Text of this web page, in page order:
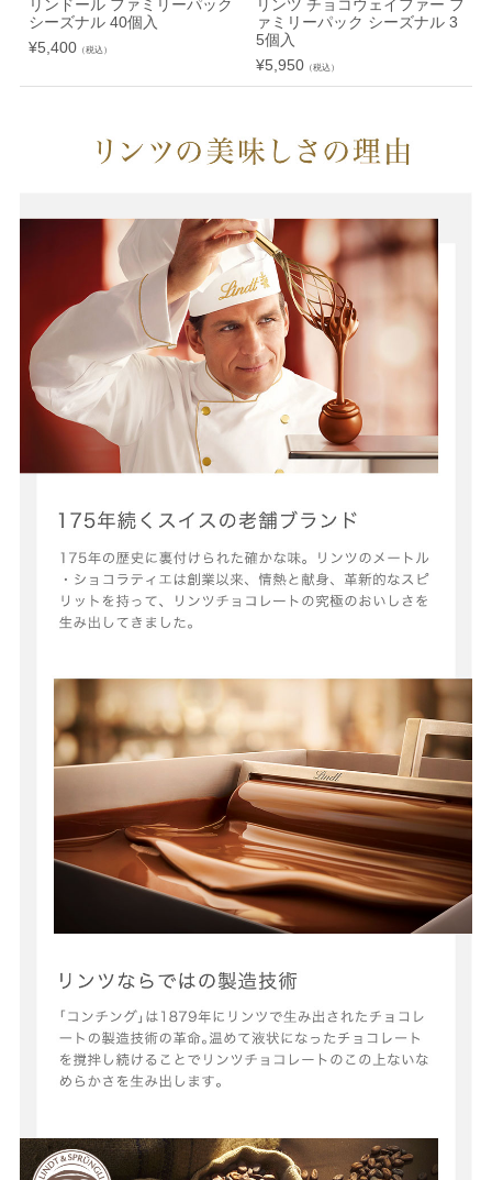
リンドール ファミリーパック
シーズナル 40個入
¥5,400（税込）
リンツ チョコウェイファー フ
ァミリーパック シーズナル 3
5個入
¥5,950（税込）